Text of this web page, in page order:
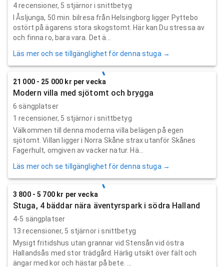
4recensioner, 5 stjärnor i snittbetyg
I Åsljunga, 50 min. bilresa från Helsingborg ligger Pyttebo
ostört på ägarens stora skogstomt. Här kan Du stressa av
och finna ro, bara vara. Det ä...
Läs mer och se tillgänglighet för denna stuga →
21 000 - 25 000 kr per vecka
Modern villa med sjötomt och brygga
6 sängplatser
1 recensioner, 5 stjärnor i snittbetyg
Välkommen till denna moderna villa belägen på egen
sjötomt. Villan ligger i Norra Skåne strax utanför Skånes
Fagerhult, omgiven av vacker natur. Hä...
Läs mer och se tillgänglighet för denna stuga →
3 800 - 5 700 kr per vecka
Stuga, 4 bäddar nära äventyrspark i södra Halland
4-5 sängplatser
13 recensioner, 5 stjärnor i snittbetyg
Mysigt fritidshus utan grannar vid Stensån vid östra
Hallandsås med stor trädgård. Härlig utsikt över fält och
ängar med kor och hästar på bete. ...